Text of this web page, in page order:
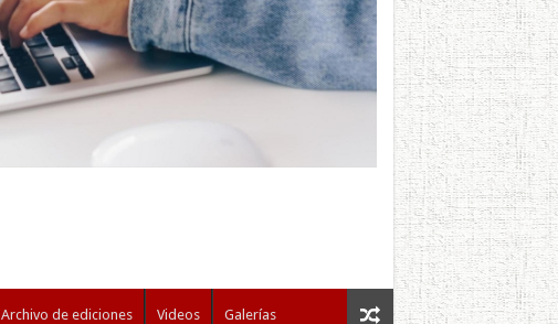
Archivo de ediciones Videos Galerías